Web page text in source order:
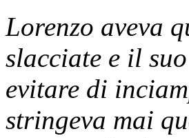
Lorenzo aveva
slacciate e il
evitare di
stringeva mai